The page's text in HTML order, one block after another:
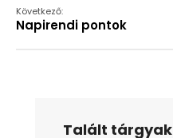
Következő:
Napirendi pontok
Talált tárgyak